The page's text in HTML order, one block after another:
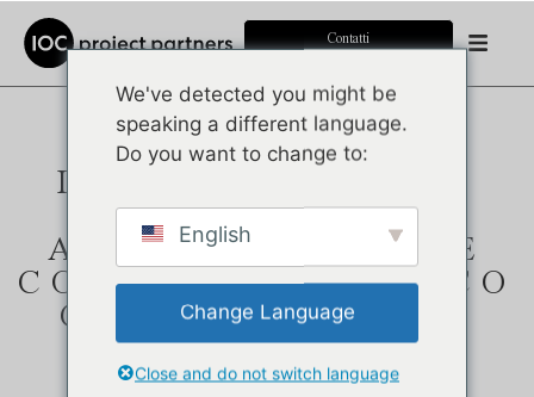
Contatti
OFFICE PODS
INSONORIZZATE:
FLESSIBILITÀ,
ARCHITETTURA E
COMFORT ACUSTICO
CON IL SISTEMA
ULTRALIGHT
Pubblicato il: 2 febbraio 2026
We've detected you might be
speaking a different language.
Do you want to change to:
English
Change Language
Close and do not switch language